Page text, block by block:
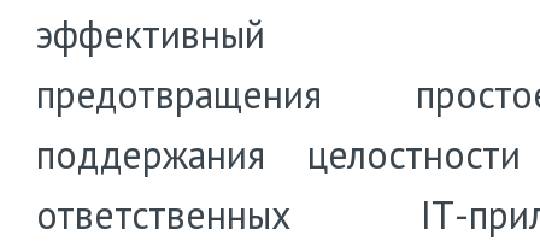
эффективный
предотвращения
поддержания
ответственных IТ-